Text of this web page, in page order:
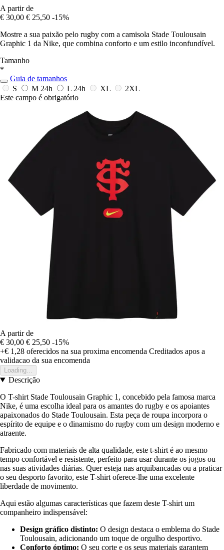
A partir de
€ 30,00 € 25,50 -15%
Mostre a sua paixão pelo rugby com a camisola Stade Toulousain
Graphic 1 da Nike, que combina conforto e um estilo inconfundível.
Tamanho
*
Guia de tamanhos
S
M 24h L 24h XL
2XL
Este campo é obrigatório
A partir de
€ 30,00 € 25,50 -15%
+€ 1,28 oferecidos na sua proxima encomenda Creditados apos a
validacao da sua encomenda
Loading...
Descrição
O T-shirt Stade Toulousain Graphic 1, concebido pela famosa marca
Nike, é uma escolha ideal para os amantes do rugby e os apoiantes
apaixonados do Stade Toulousain. Esta peça de roupa incorpora o
espírito de equipe e o dinamismo do rugby com um design moderno e
atraente.
Fabricado com materiais de alta qualidade, este t-shirt é ao mesmo
tempo confortável e resistente, perfeito para usar durante os jogos ou
nas suas atividades diárias. Quer esteja nas arquibancadas ou a praticar
o seu desporto favorito, este T-shirt oferece-lhe uma excelente
liberdade de movimento.
Aqui estão algumas características que fazem deste T-shirt um
companheiro indispensável:
Design gráfico distinto: O design destaca o emblema do Stade
Toulousain, adicionando um toque de orgulho desportivo.
Conforto óptimo: O seu corte e os seus materiais garantem